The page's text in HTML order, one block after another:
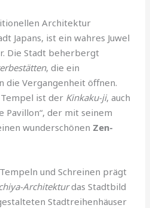
Architektur
Japans, ist ein wahres Juwel
Die Stadt beherbergt
, die ein
die Vergangenheit öffnen.
ist der Kinkaku-ji, auch
Pavillon“, der mit seinem
wunderschönen Zen-
und Schreinen prägt
Architekturdas Stadtbild
Stadtreihenhäuser